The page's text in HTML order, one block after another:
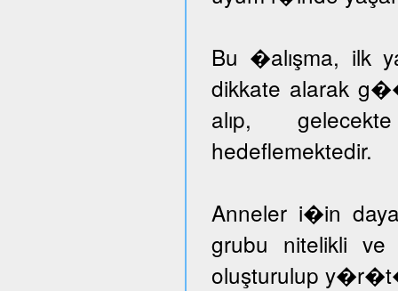
Bu �alışma, ilk
dikkate alarak
alıp,
hedeflemektedir.
Anneler i�in
grubu nitelikli
oluşturulup